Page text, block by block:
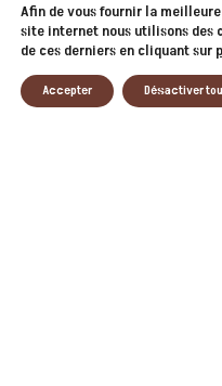
Afin de vous fournir la
site internet nous utilisons des
de ces derniers en cliquant sur
Accepter Désactiver